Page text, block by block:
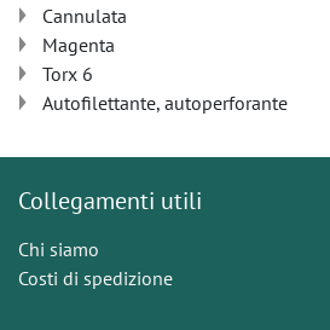
Cannulata
Magenta
Torx 6
Autofilettante, autoperforante
Collegamenti utili
Chi siamo
Costi di spedizione